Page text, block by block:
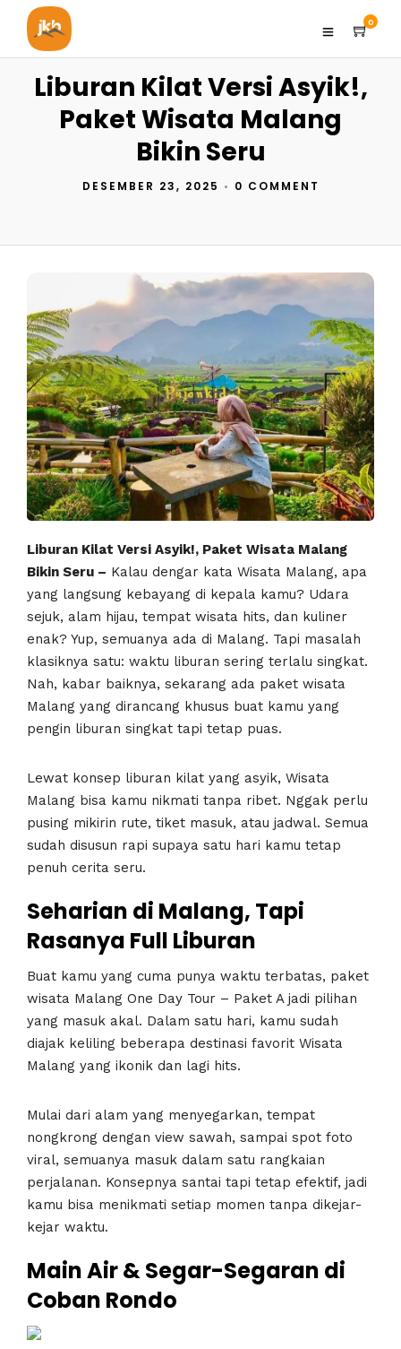
0
Liburan Kilat Versi Asyik!,
Paket Wisata Malang
Bikin Seru
DESEMBER 23, 2025 • 0 COMMENT
Liburan Kilat Versi Asyik!, Paket Wisata Malang
Bikin Seru – Kalau dengar kata Wisata Malang, apa
yang langsung kebayang di kepala kamu? Udara
sejuk, alam hijau, tempat wisata hits, dan kuliner
enak? Yup, semuanya ada di Malang. Tapi masalah
klasiknya satu: waktu liburan sering terlalu singkat.
Nah, kabar baiknya, sekarang ada paket wisata
Malang yang dirancang khusus buat kamu yang
pengin liburan singkat tapi tetap puas.
Lewat konsep liburan kilat yang asyik, Wisata
Malang bisa kamu nikmati tanpa ribet. Nggak perlu
pusing mikirin rute, tiket masuk, atau jadwal. Semua
sudah disusun rapi supaya satu hari kamu tetap
penuh cerita seru.
Seharian di Malang, Tapi
Rasanya Full Liburan
Buat kamu yang cuma punya waktu terbatas, paket
wisata Malang One Day Tour – Paket A jadi pilihan
yang masuk akal. Dalam satu hari, kamu sudah
diajak keliling beberapa destinasi favorit Wisata
Malang yang ikonik dan lagi hits.
Mulai dari alam yang menyegarkan, tempat
nongkrong dengan view sawah, sampai spot foto
viral, semuanya masuk dalam satu rangkaian
perjalanan. Konsepnya santai tapi tetap efektif, jadi
kamu bisa menikmati setiap momen tanpa dikejar-
kejar waktu.
Main Air & Segar-Segaran di
Coban Rondo